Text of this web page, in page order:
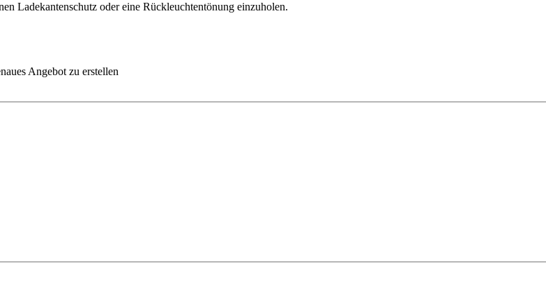
Ladekantenschutz oder eine Rückleuchtentönung einzuholen.
Angebot zu erstellen